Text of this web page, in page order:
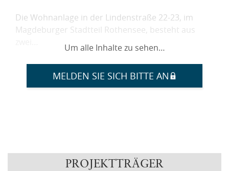
Die Wohnanlage in der Lindenstraße 22-23, im
Magdeburger Stadtteil Rothensee, besteht aus
Um alle Inhalte zu sehen…
MELDEN SIE SICH BITTE AN
PROJEKTTRÄGER